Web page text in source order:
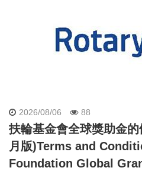
2026/08/06 88
扶輪基金會全球獎助金
月版)Terms and
Foundation Global